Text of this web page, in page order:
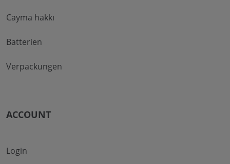
Cayma hakkı
Batterien
Verpackungen
ACCOUNT
Login